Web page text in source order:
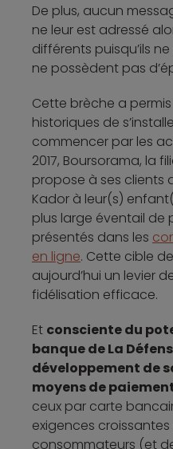
De plus, aucun
ne leur est adressé
différents puisqu’ils
ne possèdent pas
Cette brèche a
historiques de
commencer par les
2017, Boursorama, la
propose à ses clients
Kador à leur(s)
plus large éventail de
présentés dans les
en ligne. Cette cible
aujourd’hui un levier
fidélisation efficace.
Et consciente du
banque de La
développement de
moyens de
ceux par carte
exigences
consommateurs (et